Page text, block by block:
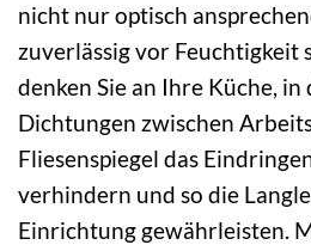
nicht nur optisch
zuverlässig vor Feuchtigkeit
denken Sie an Ihre Küche,
Dichtungen zwischen
Fliesenspiegel das
verhindern und so die
Einrichtung gewährleisten.